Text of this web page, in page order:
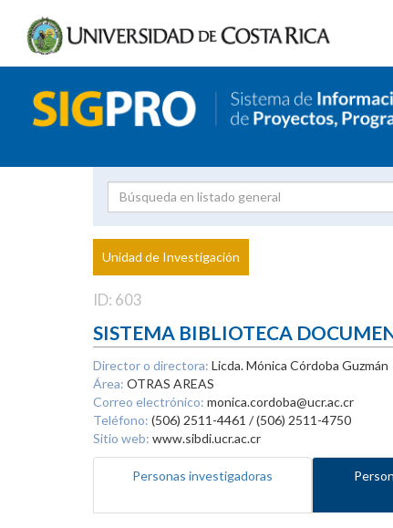
Proyecto
Investigador
Unidad de Investigación
ID: 603
SISTEMA BIBLIOTECA
Director o directora: Licda. Mónica Córdoba Guzmán
Área: OTRAS AREAS
Correo electrónico: monica.cordoba@ucr.ac.cr
Teléfono: (506) 2511-4461 / (506) 2511-4750
Sitio web: www.sibdi.ucr.ac.cr
Personas investigadoras